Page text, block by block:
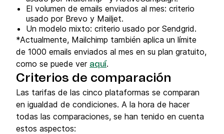
El volumen de emails enviados al mes: criterio
usado por Brevo y Mailjet.
Un modelo mixto: criterio usado por Sendgrid.
*Actualmente, Mailchimp también aplica un límite
de 1000 emails enviados al mes en su plan gratuito,
como se puede ver aquí.
Criterios de comparación
Las tarifas de las cinco plataformas se comparan
en igualdad de condiciones. A la hora de hacer
todas las comparaciones, se han tenido en cuenta
estos aspectos: